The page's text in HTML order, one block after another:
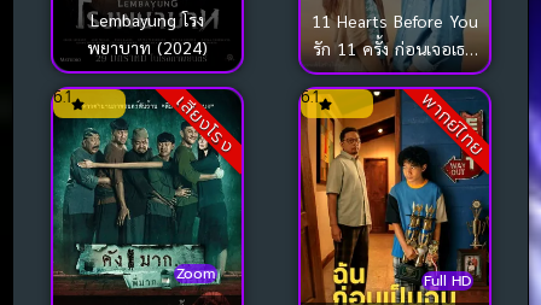
Lembayung โรง
พยาบาท (2024)
11 Hearts Before You
รัก 11 ครั้ง ก่อนเจอเธอ
(2025)
เสียงโรง
Zoom
6.1 พากย์ไทย
Full HD
6.1